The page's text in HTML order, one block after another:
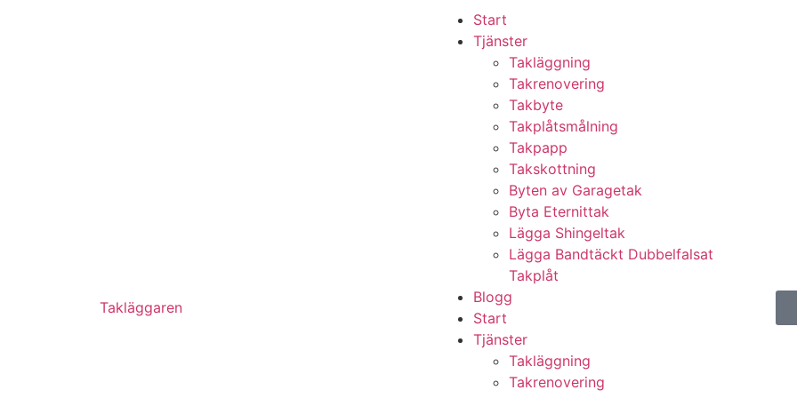
Takläggaren
Start
Tjänster
Takläggning
Takrenovering
Takbyte
Takplåtsmålning
Takpapp
Takskottning
Byten av Garagetak
Byta Eternittak
Lägga Shingeltak
Lägga Bandtäckt Dubbelfalsat
Takplåt
Blogg
Start
Tjänster
Takläggning
Takrenovering